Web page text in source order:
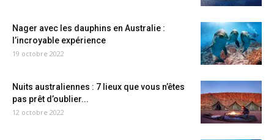
Nager avec les dauphins en Australie :
l’incroyable expérience
19 octobre 2022
Nuits australiennes : 7 lieux que vous n’êtes
pas prêt d’oublier...
12 octobre 2022